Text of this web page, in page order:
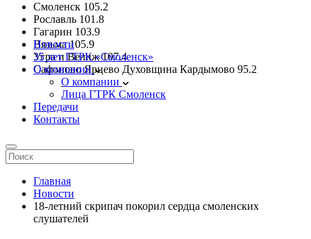
Смоленск 105.2
Рославль 101.8
Гагарин 103.9
Вязьма 105.9
Угра и Велиж 107.4
Сафоново Ярцево Духовщина Кардымово 95.2
Новости
35 лет ГТРК «Смоленск»
О компании
О компании
Лица ГТРК Смоленск
Передачи
Контакты
Главная
Новости
18-летний скрипач покорил сердца смоленских
слушателей